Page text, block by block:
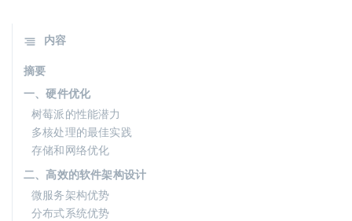
内容
摘要
一、硬件优化
树莓派的性能潜力
多核处理的最佳实践
存储和网络优化
二、高效的软件架构设计
微服务架构优势
分布式系统优势